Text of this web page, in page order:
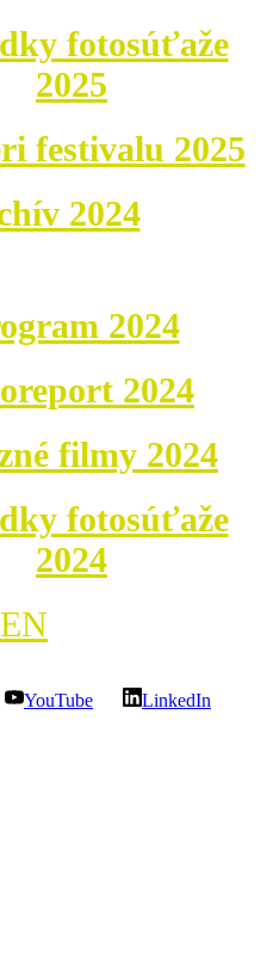
fotosúťaže
2025
festivalu 2025
2024
2024
2024
filmy 2024
fotosúťaže
2024
EN
YouTube LinkedIn